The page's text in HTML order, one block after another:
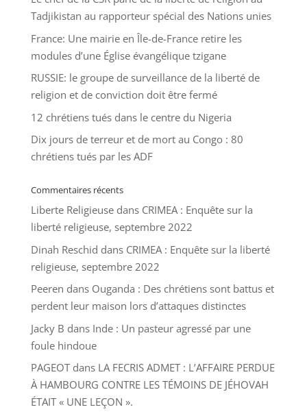
Tadjikistan au rapporteur spécial des Nations unies
France: Une mairie en Île-de-France retire les
modules d’une Église évangélique tzigane
RUSSIE: le groupe de surveillance de la liberté de
religion et de conviction doit être fermé
12 chrétiens tués dans le centre du Nigeria
Dix jours de terreur et de mort au Congo : 80
chrétiens tués par les ADF
Commentaires récents
Liberte Religieusedans CRIMEA : Enquête sur la
liberté religieuse, septembre 2022
Dinah Reschid dans CRIMEA : Enquête sur la liberté
religieuse, septembre 2022
Peeren dans Ouganda : Des chrétiens sont battus et
perdent leur maison lors d’attaques distinctes
Jacky B dans Inde : Un pasteur agressé par une
foule hindoue
PAGEOTdans LA FECRIS ADMET : L’AFFAIRE PERDUE
À HAMBOURG CONTRE LES TÉMOINS DE JÉHOVAH
ÉTAIT « UNE LEÇON ».